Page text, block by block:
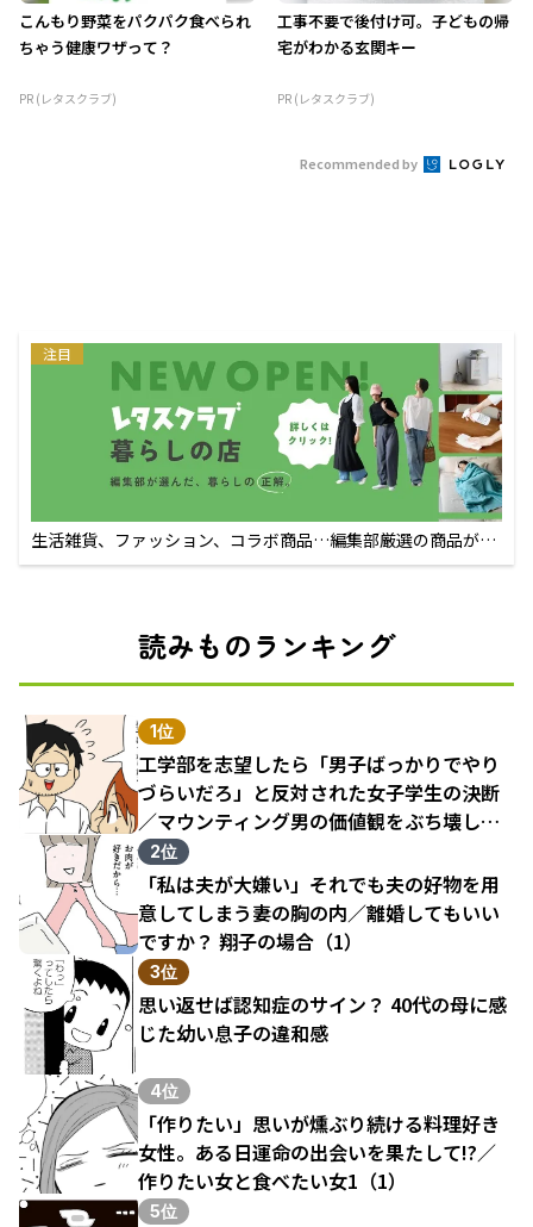
こんもり野菜をパクパク食べられ
ちゃう健康ワザって？
PR (レタスクラブ)
工事不要で後付け可。子どもの帰
宅がわかる玄関キー
PR (レタスクラブ)
Recommended by
注目
生活雑貨、ファッション、コラボ商品…編集部厳選の商品が買
えるECサイト
読みものランキング
1位
工学部を志望したら「男子ばっかりでやり
づらいだろ」と反対された女子学生の決断
／マウンティング男の価値観をぶち壊した
結果（1）
2位
「私は夫が大嫌い」それでも夫の好物を用
意してしまう妻の胸の内／離婚してもいい
ですか？ 翔子の場合（1）
3位
思い返せば認知症のサイン？ 40代の母に感
じた幼い息子の違和感
4位
「作りたい」思いが燻ぶり続ける料理好き
女性。ある日運命の出会いを果たして!?／
作りたい女と食べたい女1（1）
5位